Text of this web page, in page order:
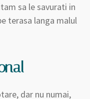
sa le savurati in
terasa langa malul
dar nu numai,